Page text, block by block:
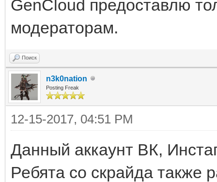
GenCloud предоставлю
модераторам.
Поиск
n3k0nation
Posting Freak
12-15-2017, 04:51 PM
Данный аккаунт ВК,
Ребята со скрайда также